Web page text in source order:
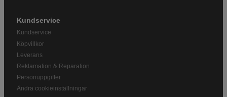
Kundservice
Kundservice
Köpvillkor
Leverans
Reklamation & Reparation
Personuppgifter
Ändra cookieinställningar